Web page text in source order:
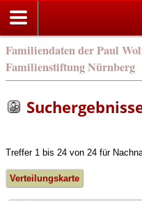
Familiendaten der Paul
Familienstiftung Nürnberg
Treffer 1 bis 24 von 24 für
Verteilungskarte